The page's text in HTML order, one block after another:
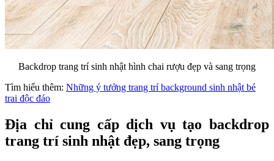
Backdrop trang trí sinh nhật hình chai rượu đẹp và sang trọng
Tìm hiểu thêm: Những ý tưởng trang trí background sinh nhật bé
trai độc đáo
Địa chỉ cung cấp dịch vụ tạo backdrop
trang trí sinh nhật đẹp, sang trọng